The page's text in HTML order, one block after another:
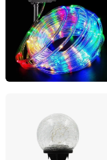
Guangdong,
Ningbo Smart
Zhejiang, China